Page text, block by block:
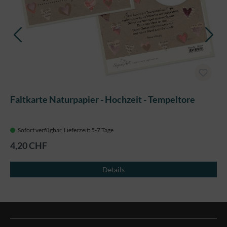
Faltkarte Naturpapier - Hochzeit - Tempeltore
Sofort verfügbar, Lieferzeit: 5-7 Tage
4,20 CHF
Details